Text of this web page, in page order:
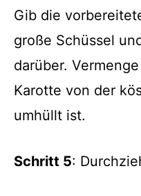
Gib die
große Schüssel
darüber.
Karotte von der
umhüllt ist.
Schritt 5: